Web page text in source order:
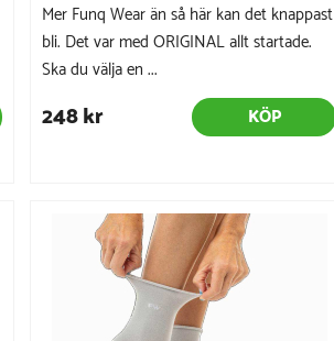
Mer Funq Wear än så här kan det knappast
bli. Det var med ORIGINAL allt startade.
Ska du välja en ...
248 kr KÖP